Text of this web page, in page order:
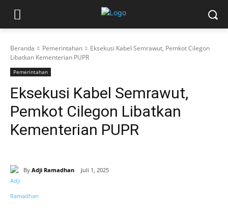
Beranda Pemerintahan
Eksekusi Kabel Semrawut, Pemkot Cilegon
Libatkan Kementerian PUPR
Pemerintahan
Eksekusi Kabel Semrawut,
Pemkot Cilegon Libatkan
Kementerian PUPR
By Adji Ramadhan Juli 1, 2025